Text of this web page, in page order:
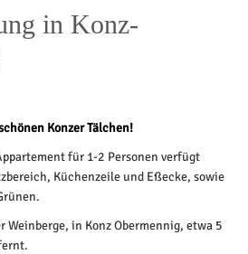
in Konz-
Konzer Tälchen!
für 1-2 Personen verfügt
Küchenzeile und Eßecke, sowie
in Konz Obermennig, etwa 5